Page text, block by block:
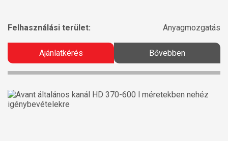
Felhasználási terület: Anyagmozgatás
Ajánlatkérés Bővebben